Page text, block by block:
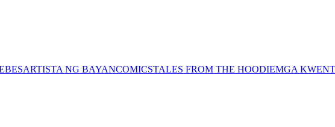
ARTISTA NG BAYANCOMICSTALES FROM THE HOODIEMGA